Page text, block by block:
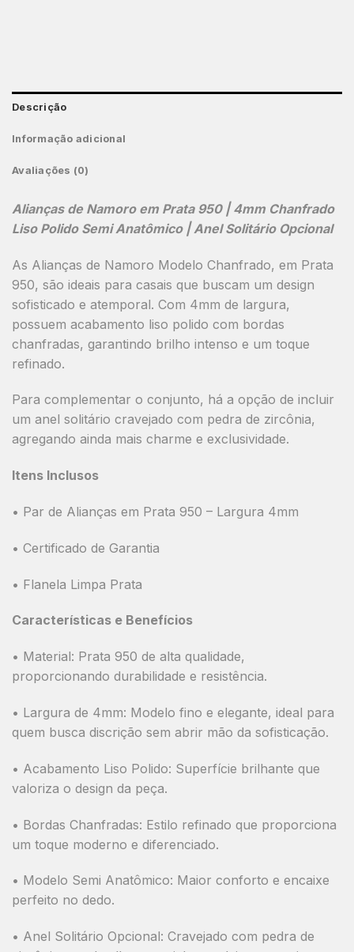
Descrição
Informação adicional
Avaliações (0)
Alianças de Namoro em Prata 950 | 4mm Chanfrado
Liso Polido Semi Anatômico | Anel Solitário Opcional
As Alianças de Namoro Modelo Chanfrado, em Prata
950, são ideais para casais que buscam um design
sofisticado e atemporal. Com 4mm de largura,
possuem acabamento liso polido com bordas
chanfradas, garantindo brilho intenso e um toque
refinado.
Para complementar o conjunto, há a opção de incluir
um anel solitário cravejado com pedra de zircônia,
agregando ainda mais charme e exclusividade.
Itens Inclusos
• Par de Alianças em Prata 950 – Largura 4mm
• Certificado de Garantia
• Flanela Limpa Prata
Características e Benefícios
• Material: Prata 950 de alta qualidade,
proporcionando durabilidade e resistência.
• Largura de 4mm: Modelo fino e elegante, ideal para
quem busca discrição sem abrir mão da sofisticação.
• Acabamento Liso Polido: Superfície brilhante que
valoriza o design da peça.
• Bordas Chanfradas: Estilo refinado que proporciona
um toque moderno e diferenciado.
• Modelo Semi Anatômico: Maior conforto e encaixe
perfeito no dedo.
• Anel Solitário Opcional: Cravejado com pedra de